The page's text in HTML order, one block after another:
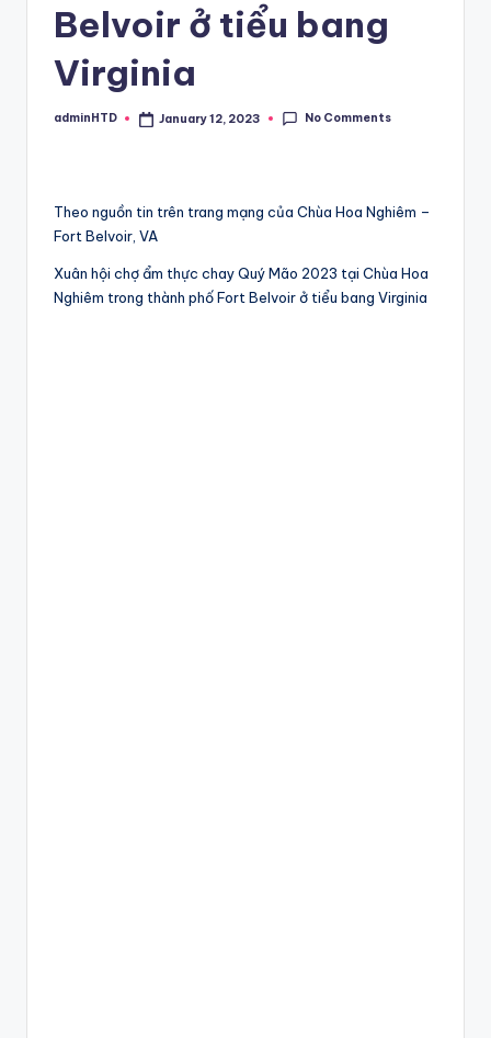
Belvoir ở tiểu bang
Virginia
Posted
adminHTD January 12, 2023 No Comments
Theo nguồn tin trên trang mạng của Chùa Hoa Nghiêm –
Fort Belvoir, VA
Xuân hội chợ ẩm thực chay Quý Mão 2023 tại Chùa Hoa
Nghiêm trong thành phố Fort Belvoir ở tiểu bang Virginia